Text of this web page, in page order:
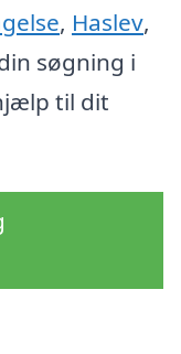
, Haslev,
søgning i
til dit